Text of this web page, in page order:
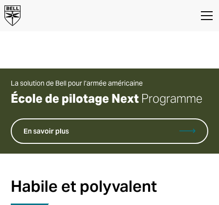
BELL 505
La solution de Bell pour l’armée américaine
École de pilotage Next Programme
En savoir plus
Habile et polyvalent